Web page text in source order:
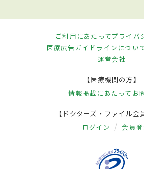
ご利用にあたってプライバ
医療広告ガイドラインについ
運営会社
【医療機関の方】
情報掲載にあたって お
【ドクターズ・ファイル会
ログイン 会員